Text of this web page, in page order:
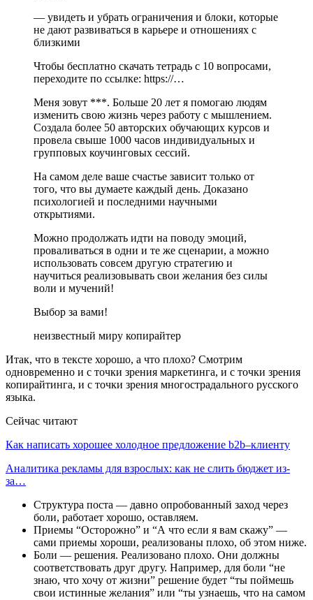
— увидеть и убрать ограничения и блоки, которые
не дают развиваться в карьере и отношениях с
близкими
Чтобы бесплатно скачать тетрадь с 10 вопросами,
переходите по ссылке: https://…
Меня зовут ***. Больше 20 лет я помогаю людям
изменить свою жизнь через работу с мышлением.
Создала более 50 авторских обучающих курсов и
провела свыше 1000 часов индивидуальных и
групповых коучинговых сессий.
На самом деле ваше счастье зависит только от
того, что вы думаете каждый день. Доказано
психологией и последними научными
открытиями.
Можно продолжать идти на поводу эмоций,
проваливаться в одни и те же сценарии, а можно
использовать совсем другую стратегию и
научиться реализовывать свои желания без силы
воли и мучений!
Выбор за вами!
неизвестный миру копирайтер
Итак, что в тексте хорошо, а что плохо? Смотрим
одновременно и с точки зрения маркетинга, и с точки зрения
копирайтинга, и с точки зрения многострадального русского
языка.
Сейчас читают
Как написать хорошее холодное предложение b2b–клиенту
Аналитика рекламы для взрослых: как не слить бюджет из-
за…
Структура поста — давно опробованный заход через
боли, работает хорошо, оставляем.
Приемы “Осторожно” и “А что если я вам скажу” —
сами приемы хороши, реализованы плохо, об этом ниже.
Боли — решения. Реализовано плохо. Они должны
соответствовать друг другу. Например, для боли “не
знаю, что хочу от жизни” решение будет “ты поймешь
свои истинные желания” или “ты узнаешь, что на самом